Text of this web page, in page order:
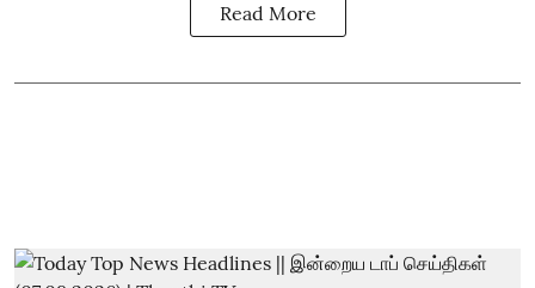
Read More